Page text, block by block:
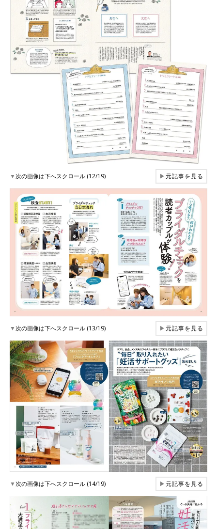
▼次の画像は下へスクロール (12/19) ▶元記事を見る
▼次の画像は下へスクロール (13/19) ▶元記事を見る
▼次の画像は下へスクロール (14/19) ▶元記事を見る